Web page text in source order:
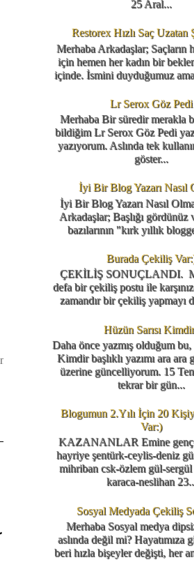
25 Aral...
Restorex Hızlı Saç Uzatan
Merhaba Arkadaşlar; Saçların
için hemen her kadın bir
içinde. İsmini duyduğumuz
Lr Serox Göz Pedi
Merhaba Bir süredir merakla
bildiğim Lr Serox Göz Pedi
yazıyorum. Aslında tek
göster...
İyi Bir Blog Yazarı Nasıl
İyi Bir Blog Yazarı Nasıl
Arkadaşlar; Başlığı gördünüz
bazılarının "kırk yıllık
Burada Çekiliş
ÇEKİLİŞ SONUÇLANDI.
defa bir çekiliş postu ile
zamandır bir çekiliş yapmayı
Hüzün Sarısı
Daha önce yazmış olduğum bu,
Kimdir başlıklı yazımı ara ara
üzerine güncelliyorum. 15
tekrar bir gün...
Blogumun 2.Yılı İçin 20
Var:)
KAZANANLAR Emine
hayriye şentürk-ceylis-deniz
mihriban csk-özlem gül-
karaca-neslihan
Sosyal Medyada Çekiliş
Merhaba Sosyal medya
aslında değil mi? Hayatımıza
beri hızla bişeyler değişti, her